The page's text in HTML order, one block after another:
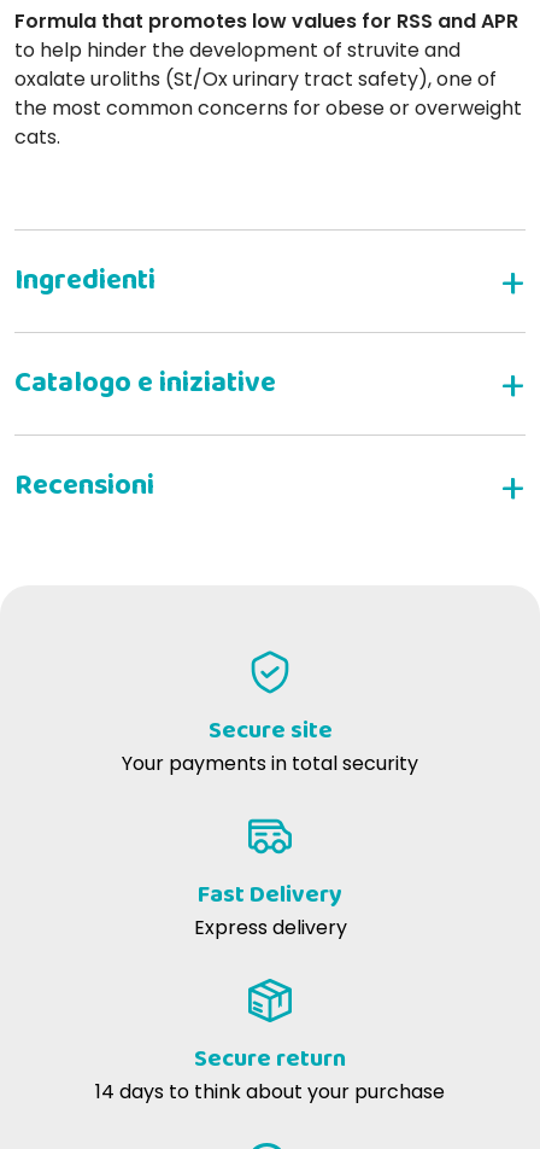
Formula that promotes low values for RSS and APR
to help hinder the development of struvite and
oxalate uroliths (St/Ox urinary tract safety), one of
the most common concerns for obese or overweight
cats.
Analytical Components.
Crude oils and fats: 2.5%.
Crude fiber: 1.6%
Energy value (0.67 kcal/g)
vitamin D3 (160 IU/kg)
Obesity
Secure site
Your payments in total security
Fast Delivery
Express delivery
Secure return
14 days to think about your purchase